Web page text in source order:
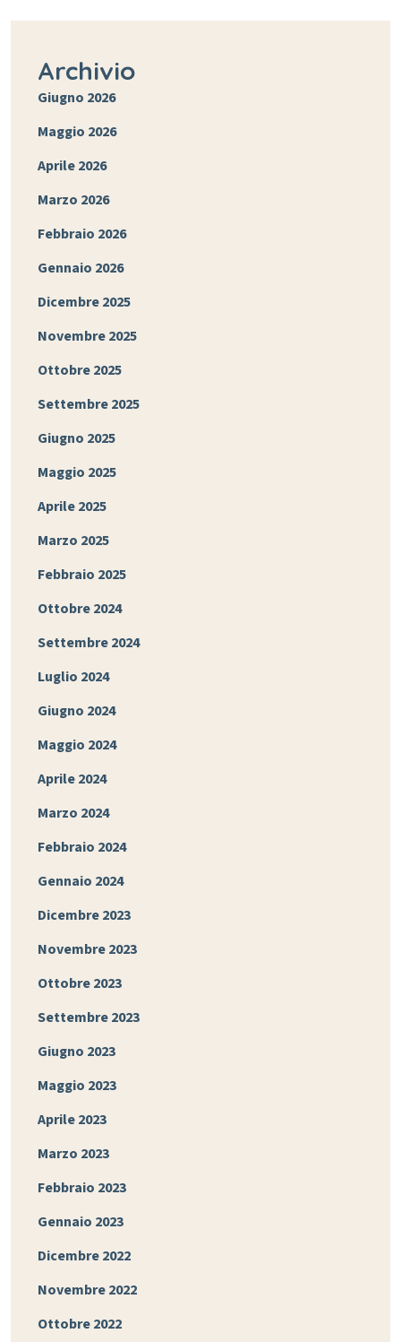
Archivio
Giugno 2026
Maggio 2026
Aprile 2026
Marzo 2026
Febbraio 2026
Gennaio 2026
Dicembre 2025
Novembre 2025
Ottobre 2025
Settembre 2025
Giugno 2025
Maggio 2025
Aprile 2025
Marzo 2025
Febbraio 2025
Ottobre 2024
Settembre 2024
Luglio 2024
Giugno 2024
Maggio 2024
Aprile 2024
Marzo 2024
Febbraio 2024
Gennaio 2024
Dicembre 2023
Novembre 2023
Ottobre 2023
Settembre 2023
Giugno 2023
Maggio 2023
Aprile 2023
Marzo 2023
Febbraio 2023
Gennaio 2023
Dicembre 2022
Novembre 2022
Ottobre 2022